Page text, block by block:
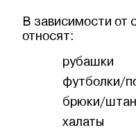
В зависимости от
относят:
рубашки
футболки/
брюки/
халаты